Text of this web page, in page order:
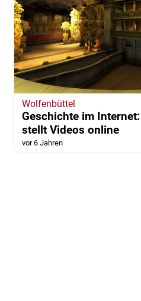
Wolfenbüttel
Geschichte im
stellt Videos online
vor 6 Jahren